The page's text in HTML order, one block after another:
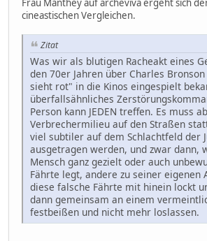
Frau Manthey auf archeviva ergeht sich
cineastischen Vergleichen.
Zitat
Was wir als blutigen Racheakt eines
den 70er Jahren über Charles
sieht rot" in die Kinos eingespielt
überfallsähnliches
Person kann JEDEN treffen. Es muss
Verbrechermilieu auf den Straßen
viel subtiler auf dem Schlachtfeld der
ausgetragen werden, und zwar dann,
Mensch ganz gezielt oder auch
Fährte legt, andere zu seiner eigenen
diese falsche Fährte mit hinein lockt
dann gemeinsam an einem
festbeißen und nicht mehr loslassen.